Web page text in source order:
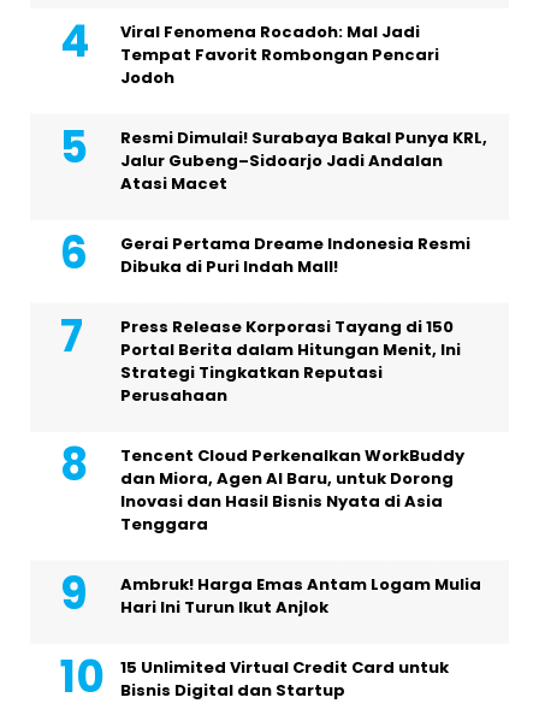
Viral Fenomena Rocadoh: Mal Jadi
Tempat Favorit Rombongan Pencari
Jodoh
Resmi Dimulai! Surabaya Bakal Punya KRL,
Jalur Gubeng–Sidoarjo Jadi Andalan
Atasi Macet
Gerai Pertama Dreame Indonesia Resmi
Dibuka di Puri Indah Mall!
Press Release Korporasi Tayang di 150
Portal Berita dalam Hitungan Menit, Ini
Strategi Tingkatkan Reputasi
Perusahaan
Tencent Cloud Perkenalkan WorkBuddy
dan Miora, Agen AI Baru, untuk Dorong
Inovasi dan Hasil Bisnis Nyata di Asia
Tenggara
Ambruk! Harga Emas Antam Logam Mulia
Hari Ini Turun Ikut Anjlok
15 Unlimited Virtual Credit Card untuk
Bisnis Digital dan Startup